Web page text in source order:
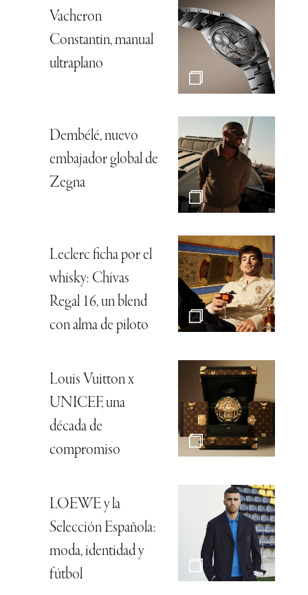
Vacheron
Constantin, manual
ultraplano
Dembélé, nuevo
embajador global de
Zegna
Leclerc ficha por el
whisky: Chivas
Regal 16, un blend
con alma de piloto
Louis Vuitton x
UNICEF, una
década de
compromiso
LOEWE y la
Selección Española:
moda, identidad y
fútbol